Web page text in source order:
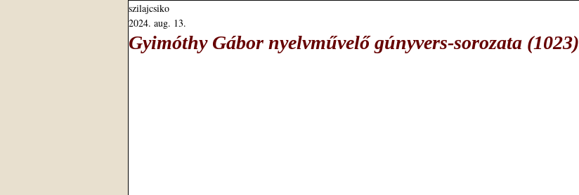
Gyimóthy Gábor nyelvművelő gúnyvers-sorozata (1023)
szilajcsiko
2024. aug. 13.